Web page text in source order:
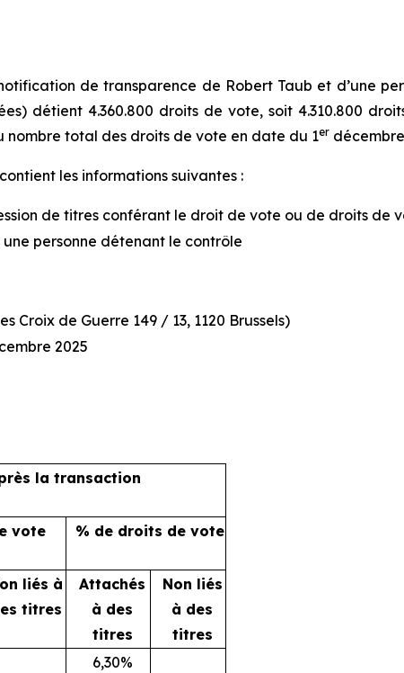
de transparence de Robert Taub et d’une
détient 4.360.800 droits de vote, soit 4.310.800
nombre total des droits de vote en date du 1er
les informations suivantes :
de titres conférant le droit de vote ou de droits de
personne détenant le contrôle
Croix de Guerre 149 / 13, 1120 Brussels)
2025
la transaction
vote % de droits de vote
liés à
titres
Attachés
à des
titres
Non liés
à des
titres
6,30%